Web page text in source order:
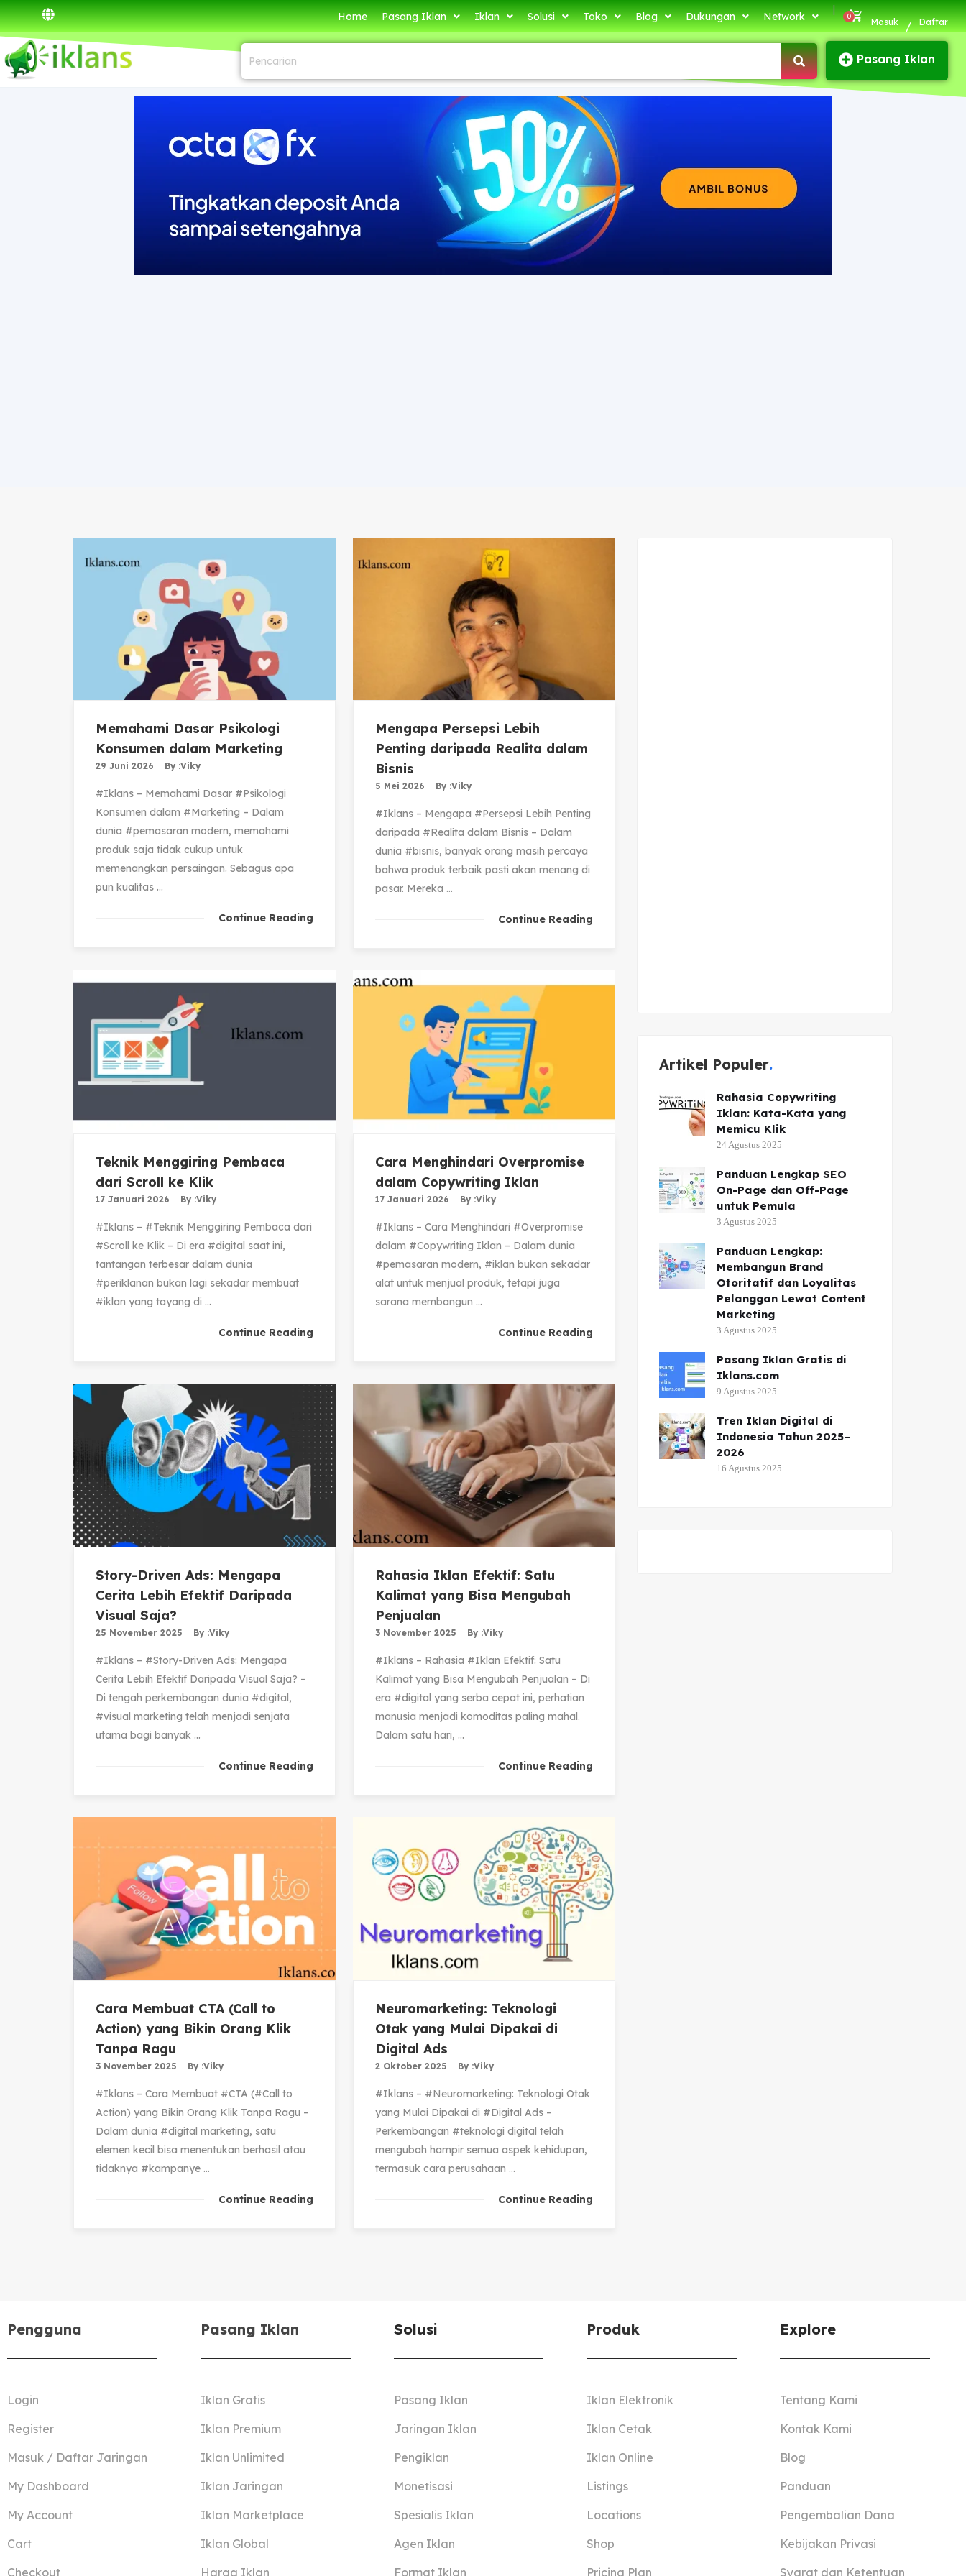
Home Pasang Iklan Iklan Solusi Toko Blog Dukungan Network
|
Masuk / Daftar
Pasang Iklan
Memahami Dasar Psikologi
Konsumen dalam Marketing
29 Juni 2026 By :Viky
#Iklans – Memahami Dasar #Psikologi
Konsumen dalam #Marketing – Dalam
dunia #pemasaran modern, memahami
produk saja tidak cukup untuk
memenangkan persaingan. Sebagus apa
pun kualitas ...
Continue Reading
Mengapa Persepsi Lebih
Penting daripada Realita dalam
Bisnis
5 Mei 2026 By :Viky
#Iklans – Mengapa #Persepsi Lebih Penting
daripada #Realita dalam Bisnis – Dalam
dunia #bisnis, banyak orang masih percaya
bahwa produk terbaik pasti akan menang di
pasar. Mereka ...
Continue Reading
Teknik Menggiring Pembaca
dari Scroll ke Klik
17 Januari 2026 By :Viky
#Iklans – #Teknik Menggiring Pembaca dari
#Scroll ke Klik – Di era #digital saat ini,
tantangan terbesar dalam dunia
#periklanan bukan lagi sekadar membuat
#iklan yang tayang di ...
Continue Reading
Cara Menghindari Overpromise
dalam Copywriting Iklan
17 Januari 2026 By :Viky
#Iklans – Cara Menghindari #Overpromise
dalam #Copywriting Iklan – Dalam dunia
#pemasaran modern, #iklan bukan sekadar
alat untuk menjual produk, tetapi juga
sarana membangun ...
Continue Reading
Story-Driven Ads: Mengapa
Cerita Lebih Efektif Daripada
Visual Saja?
25 November 2025 By :Viky
#Iklans – #Story-Driven Ads: Mengapa
Cerita Lebih Efektif Daripada Visual Saja? –
Di tengah perkembangan dunia #digital,
#visual marketing telah menjadi senjata
utama bagi banyak ...
Continue Reading
Rahasia Iklan Efektif: Satu
Kalimat yang Bisa Mengubah
Penjualan
3 November 2025 By :Viky
#Iklans – Rahasia #Iklan Efektif: Satu
Kalimat yang Bisa Mengubah Penjualan – Di
era #digital yang serba cepat ini, perhatian
manusia menjadi komoditas paling mahal.
Dalam satu hari, ...
Continue Reading
Cara Membuat CTA (Call to
Action) yang Bikin Orang Klik
Tanpa Ragu
3 November 2025 By :Viky
#Iklans – Cara Membuat #CTA (#Call to
Action) yang Bikin Orang Klik Tanpa Ragu –
Dalam dunia #digital marketing, satu
elemen kecil bisa menentukan berhasil atau
tidaknya #kampanye ...
Continue Reading
Neuromarketing: Teknologi
Otak yang Mulai Dipakai di
Digital Ads
2 Oktober 2025 By :Viky
#Iklans – #Neuromarketing: Teknologi Otak
yang Mulai Dipakai di #Digital Ads –
Perkembangan #teknologi digital telah
mengubah hampir semua aspek kehidupan,
termasuk cara perusahaan ...
Continue Reading
Artikel Populer
Rahasia Copywriting
Iklan: Kata-Kata yang
Memicu Klik
24 Agustus 2025
Panduan Lengkap SEO
On-Page dan Off-Page
untuk Pemula
3 Agustus 2025
Panduan Lengkap:
Membangun Brand
Otoritatif dan Loyalitas
Pelanggan Lewat Content
Marketing
3 Agustus 2025
Pasang Iklan Gratis di
Iklans.com
9 Agustus 2025
Tren Iklan Digital di
Indonesia Tahun 2025–
2026
16 Agustus 2025
Pengguna
Login
Register
Masuk / Daftar Jaringan
My Dashboard
My Account
Cart
Checkout
Pasang Iklan
Iklan Gratis
Iklan Premium
Iklan Unlimited
Iklan Jaringan
Iklan Marketplace
Iklan Global
Harga Iklan
Solusi
Pasang Iklan
Jaringan Iklan
Pengiklan
Monetisasi
Spesialis Iklan
Agen Iklan
Format Iklan
Produk
Iklan Elektronik
Iklan Cetak
Iklan Online
Listings
Locations
Shop
Pricing Plan
Explore
Tentang Kami
Kontak Kami
Blog
Panduan
Pengembalian Dana
Kebijakan Privasi
Syarat dan Ketentuan